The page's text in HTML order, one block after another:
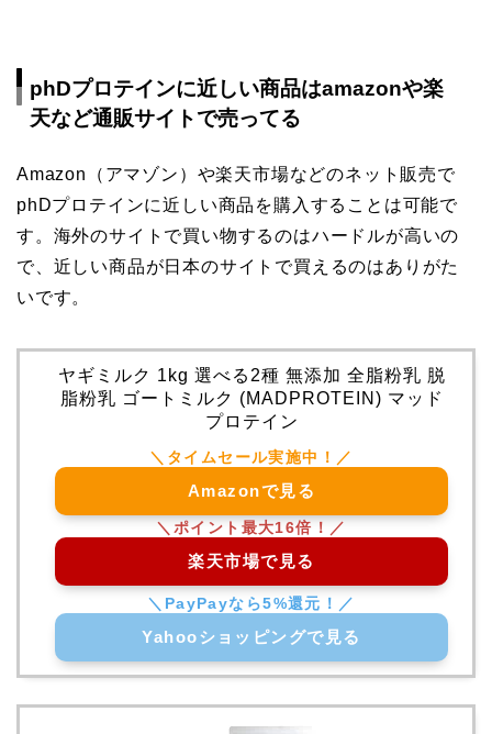
phDプロテインに近しい商品はamazonや楽
天など通販サイトで売ってる
Amazon（アマゾン）や楽天市場などのネット販売で
phDプロテインに近しい商品を購入することは可能で
す。海外のサイトで買い物するのはハードルが高いの
で、近しい商品が日本のサイトで買えるのはありがた
いです。
ヤギミルク 1kg 選べる2種 無添加 全脂粉乳 脱
脂粉乳 ゴートミルク (MADPROTEIN) マッド
プロテイン
Amazonで見る
楽天市場で見る
Yahooショッピングで見る